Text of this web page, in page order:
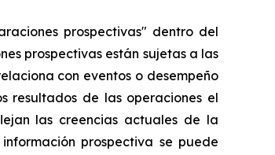
prospectivas" dentro del
prospectivas están sujetas a las
con eventos o desempeño
resultados de las operaciones el
las creencias actuales de la
prospectiva se puede